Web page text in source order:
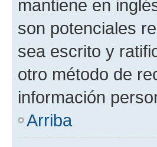
mantiene en
son potenciales
sea escrito y
otro método de
información
Arriba